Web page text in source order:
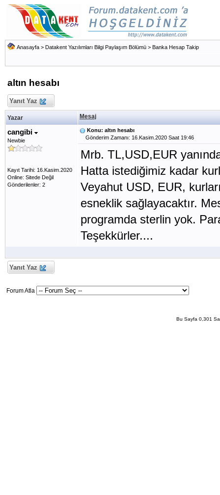
Anasayfa > Datakent Yazılımları Bilgi Paylaşım Bölümü > Banka Hesap Takip
altın hesabı
Yanıt Yaz
Yazar Mesaj
cangibi
Newbie
Kayıt Tarihi: 16.Kasim.2020
Online: Sitede Değil
Gönderilenler: 2
Konu: altın hesabı
Gönderim Zamanı: 16.Kasim.2020 Saat 19:46
Mrb. TL,USD,EUR
Hatta istediğimiz kadar
Veyahut USD, EUR,
esneklik sağlayacaktır.
programda sterlin yok.
Teşekkürler....
Yanıt Yaz
Forum Atla
Bu Sayfa 0,301